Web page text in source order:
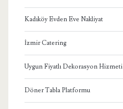
Kadıköy Evden Eve Nakliyat
İzmir Catering
Uygun Fiyatlı Dekorasyon Hizmeti
Döner Tabla Platformu